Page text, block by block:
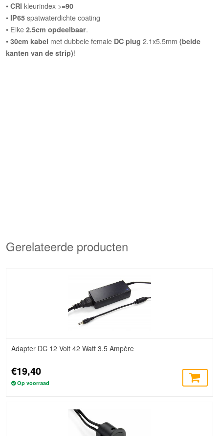
•CRI kleurindex >=90
• IP65 spatwaterdichte coating
• Elke2.5cm opdeelbaar.
•30cm kabel met dubbele female DC plug 2.1x5.5mm(beide
kanten van de strip)!
Gerelateerde producten
Adapter DC 12 Volt 42 Watt 3.5 Ampère
€19,40
Op voorraad